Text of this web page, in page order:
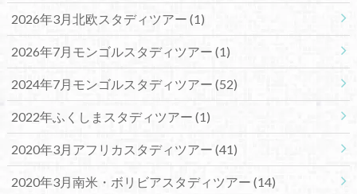
2026年3月北欧スタディツアー (1)
2026年7月モンゴルスタディツアー (1)
2024年7月モンゴルスタディツアー (52)
2022年ふくしまスタディツアー (1)
2020年3月アフリカスタディツアー (41)
2020年3月南米・ボリビアスタディツアー (14)